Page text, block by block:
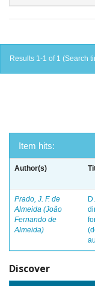
Results 1-1 of 1 (Search
Item hits:
Author(s)
Prado, J. F. de
Almeida (João
Fernando de
Almeida)
Discover